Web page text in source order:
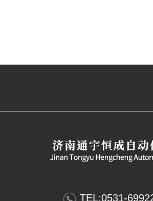
钣金机箱加工的验收标准有哪
TEL:0531-